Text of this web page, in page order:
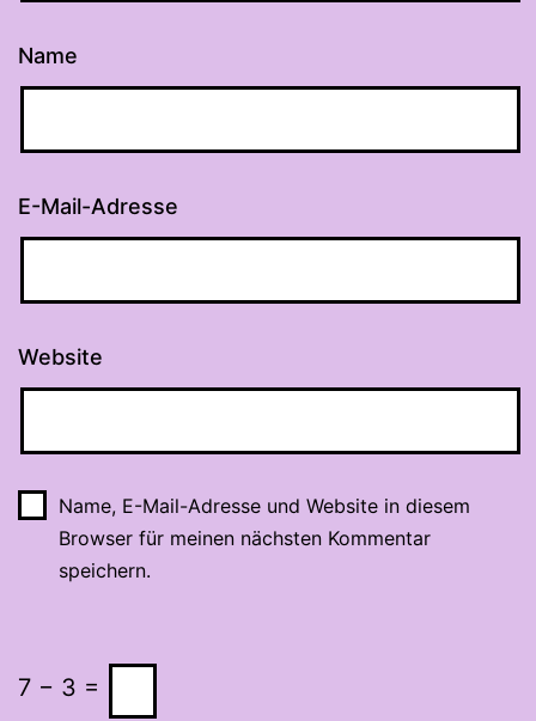
Name
E-Mail-Adresse
Website
Name, E-Mail-Adresse und Website in diesem
Browser für meinen nächsten Kommentar
speichern.
7 − 3 =